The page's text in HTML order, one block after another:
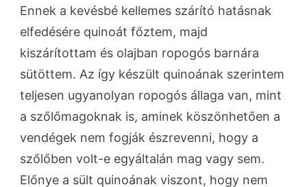
Ennek a kevésbé kellemes szárító hatásnak
elfedésére quinoát főztem, majd
kiszárítottam és olajban ropogós barnára
sütöttem. Az így készült quinoának szerintem
teljesen ugyanolyan ropogós állaga van, mint
a szőlőmagoknak is, aminek köszönhetően a
vendégek nem fogják észrevenni, hogy a
szőlőben volt-e egyáltalán mag vagy sem.
Előnye a sült quinoának viszont, hogy nem